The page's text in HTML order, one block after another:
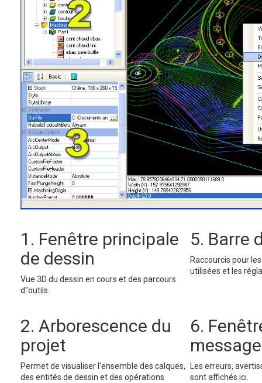
1. Fenêtre principale
de dessin
Vue 3D du dessin en cours et des parcours
d''outils.
5. Barre
Raccourcis pour
utilisées et les
2. Arborescence du
projet
Permet de visualiser l'ensemble des calques,
des entités de dessin et des opérations
6.
Les erreurs,
sont affichés ici.